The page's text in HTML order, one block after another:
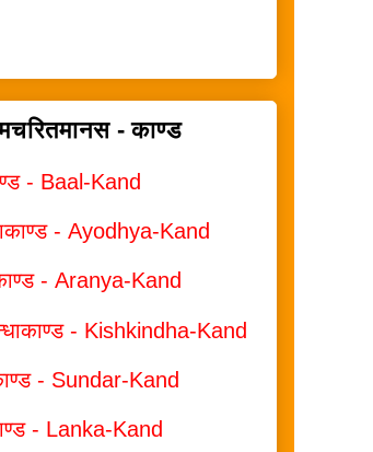
- काण्ड
- Baal-Kand
- Ayodhya-Kand
- Aranya-Kand
- Kishkindha-Kand
- Sundar-Kand
- Lanka-Kand